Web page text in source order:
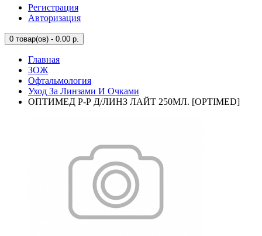
Регистрация
Авторизация
0 товар(ов) - 0.00 р.
Главная
ЗОЖ
Офтальмология
Уход За Линзами И Очками
ОПТИМЕД Р-Р Д/ЛИНЗ ЛАЙТ 250МЛ. [OPTIMED]